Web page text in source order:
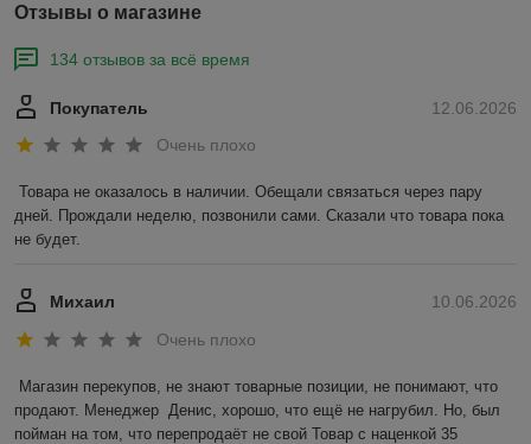
Отзывы о магазине
134 отзывов за всё время
12.06.2026
Покупатель
Очень плохо
Товара не оказалось в наличии. Обещали связаться через пару
дней. Прождали неделю, позвонили сами. Сказали что товара пока
не будет.
10.06.2026
Михаил
Очень плохо
Магазин перекупов, не знают товарные позиции, не понимают, что
продают. Менеджер  Денис, хорошо, что ещё не нагрубил. Но, был
пойман на том, что перепродаёт не свой Товар с наценкой 35